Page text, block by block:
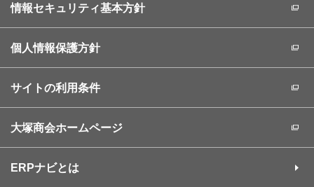
情報セキュリティ基本方針
個人情報保護方針
サイトの利用条件
大塚商会ホームページ
ERPナビとは